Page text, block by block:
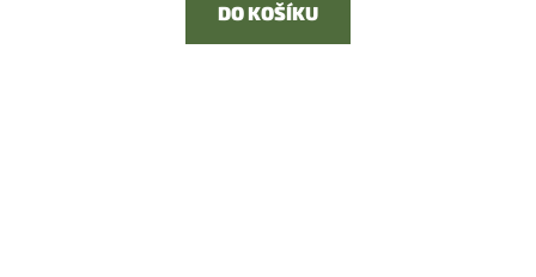
DO KOŠÍKU